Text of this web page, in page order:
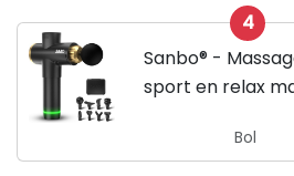
4
Sanbo® -
sport en relax
Koffer - inclusief
Bol